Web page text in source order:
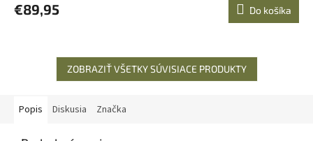
€89,95 Do košíka
ZOBRAZIŤ VŠETKY SÚVISIACE PRODUKTY
Popis Diskusia Značka